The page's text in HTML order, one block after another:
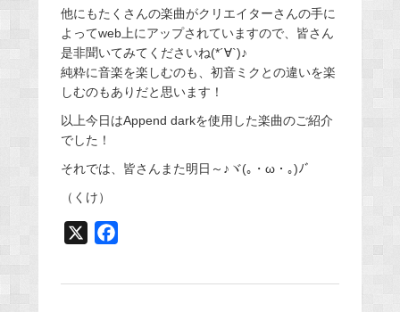
他にもたくさんの楽曲がクリエイターさんの手に
よってweb上にアップされていますので、皆さん
是非聞いてみてくださいね(*´∀`)♪
純粋に音楽を楽しむのも、初音ミクとの違いを楽
しむのもありだと思います！
以上今日はAppend darkを使用した楽曲のご紹介
でした！
それでは、皆さんまた明日～♪ヾ(｡・ω・｡)ﾉﾞ
（くけ）